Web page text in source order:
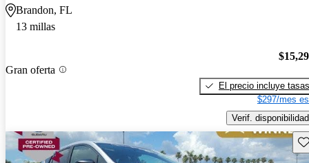
Brandon, FL
13 millas
Gran oferta
El precio incluye tasas
$297/mes
Verif. disponibilidad